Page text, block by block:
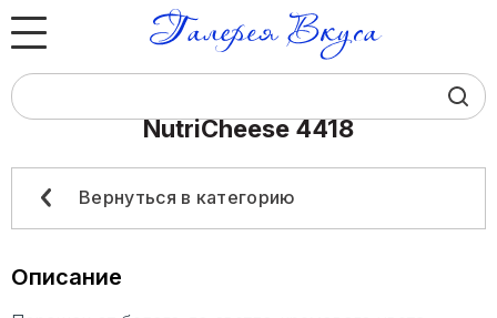
Юридическим лицам
Физическим лицам
Каталог
NutriCheese 4418
Вернуться в категорию
Описание